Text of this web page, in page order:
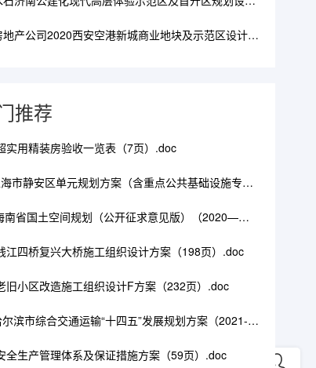
地产公司2020西安空港新城商业地块及示范区设计方
推荐
实用精装房验收一览表（7页）.doc
海市静安区单元规划方案（含重点公共基础设施专项
南省国土空间规划（公开征求意见版）（2020—
江四桥复兴大桥施工组织设计方案（198页）.doc
旧小区改造施工组织设计F方案（232页）.doc
尔滨市综合交通运输“十四五”发展规划方案（2021-
全生产管理体系及保证措施方案（59页）.doc